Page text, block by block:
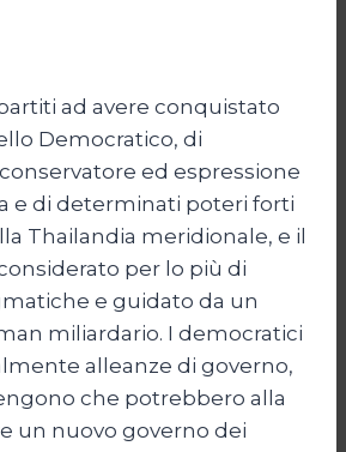
ad avere conquistato
Democratico, di
ed espressione
e di determinati poteri forti
Thailandia meridionale, e il
per lo più di
e guidato da un
miliardario. I democratici
alleanze di governo,
che potrebbero alla
un nuovo governo dei